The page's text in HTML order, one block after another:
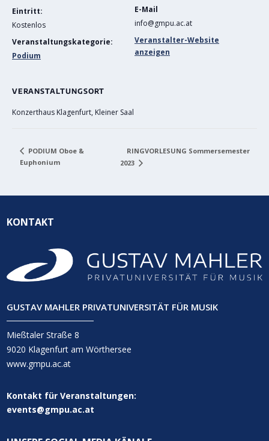
Eintritt:
Kostenlos
Veranstaltungskategorie:
Podium
E-Mail
info@gmpu.ac.at
Veranstalter-Website
anzeigen
VERANSTALTUNGSORT
Konzerthaus Klagenfurt, Kleiner Saal
PODIUM Oboe &
Euphonium
RINGVORLESUNG Sommersemester
2023
KONTAKT
GUSTAV MAHLER PRIVATUNIVERSITÄT FÜR MUSIK
Mießtaler Straße 8
9020 Klagenfurt am Wörthersee
www.gmpu.ac.at
Kontakt für Veranstaltungen:
events@gmpu.ac.at